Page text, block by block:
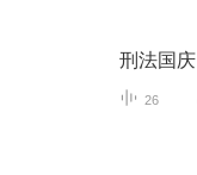
刑法国庆
26